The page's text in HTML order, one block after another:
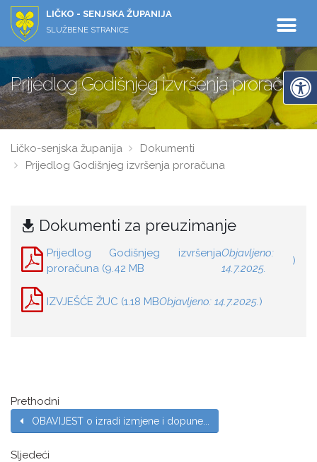
LIČKO - SENJSKA ŽUPANIJA
SLUŽBENE STRANICE
Prijedlog Godišnjeg izvršenja proračuna
Ličko-senjska županija
Dokumenti
Prijedlog Godišnjeg izvršenja proračuna
Dokumenti za preuzimanje
Prijedlog Godišnjeg izvršenja
proračuna (9.42 MB
Objavljeno:
14.7.2025.
)
IZVJEŠĆE ŽUC (1.18 MBObjavljeno: 14.7.2025. )
Prethodni
OBAVIJEST o izradi izmjene i dopune...
Sljedeći